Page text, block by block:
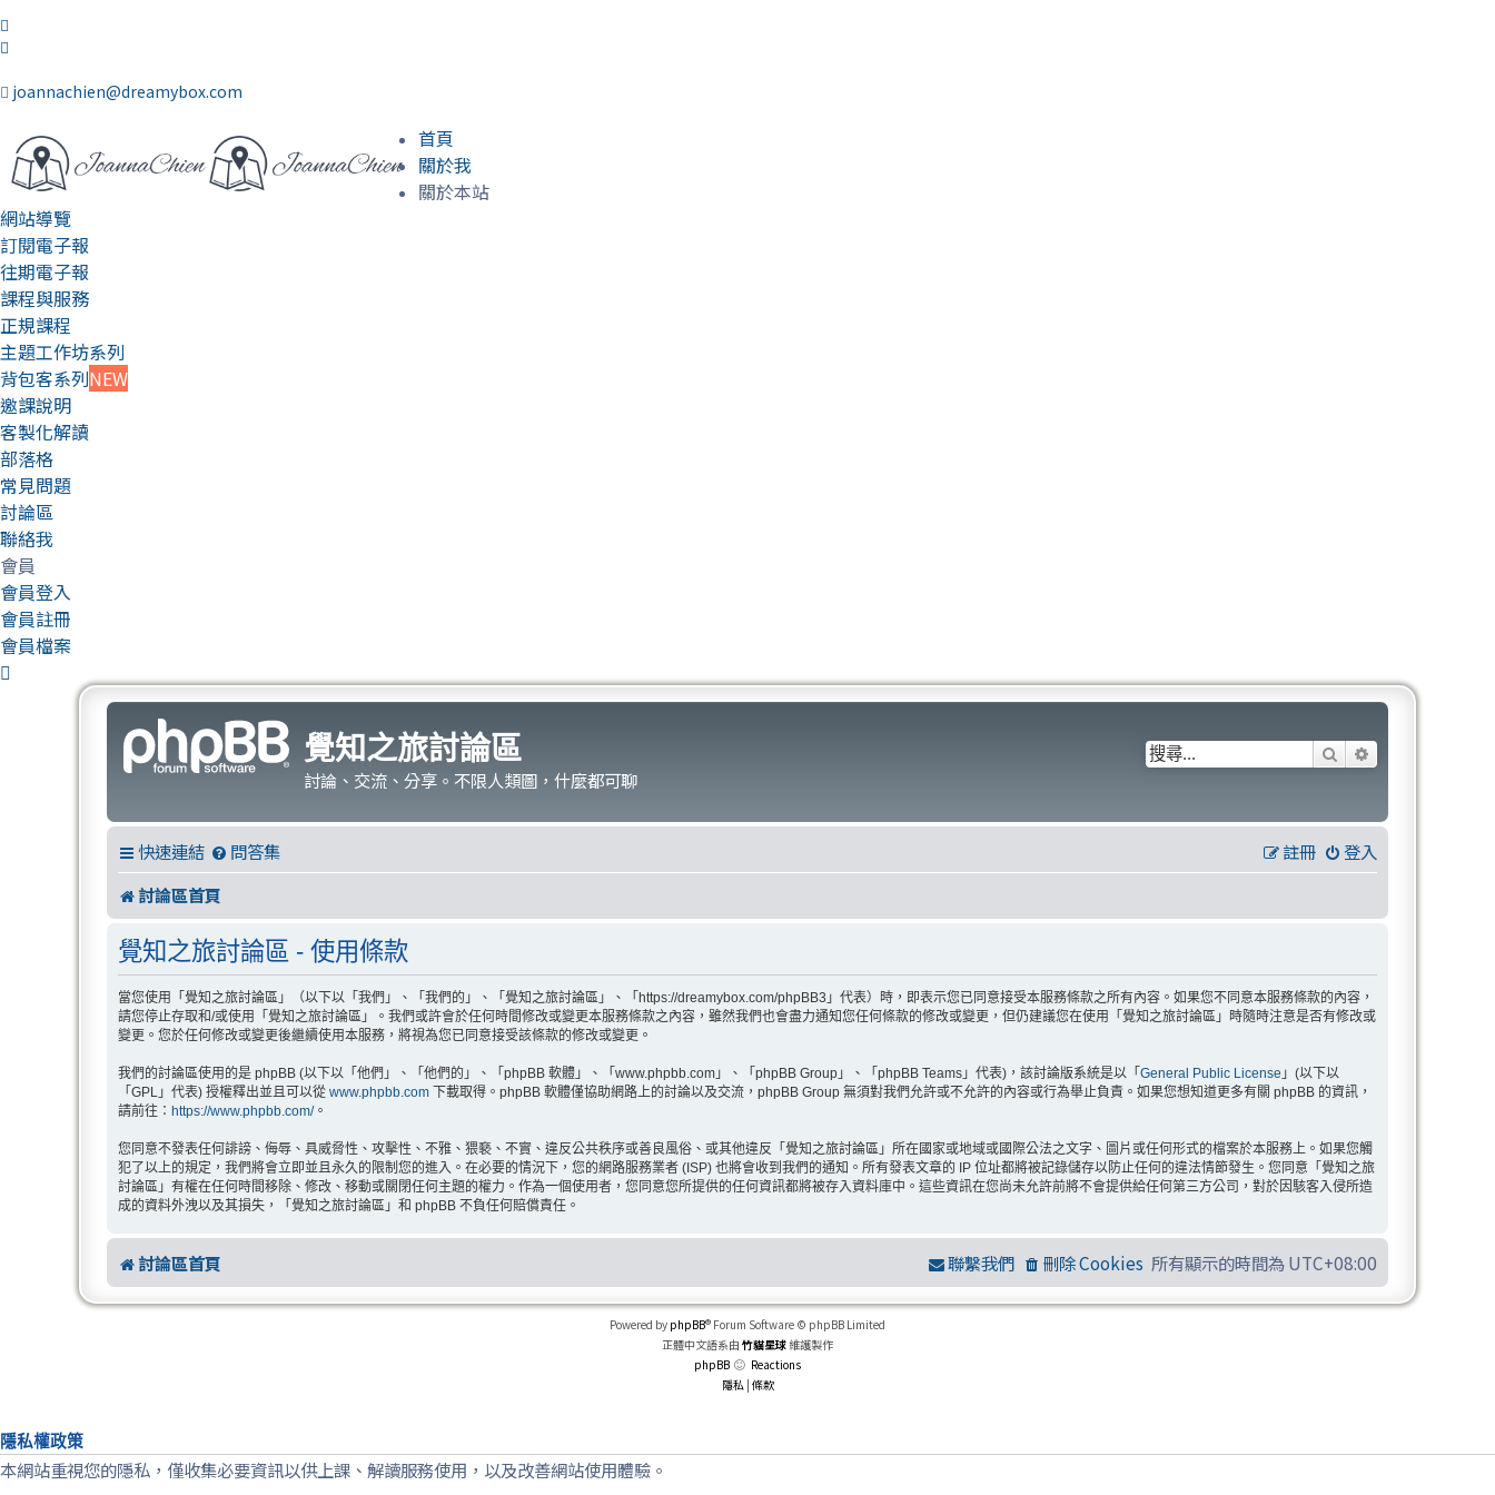
joannachien@dreamybox.com
首頁
關於我
關於本站
網站導覽
訂閱電子報
往期電子報
課程與服務
正規課程
主題工作坊系列
背包客系列NEW
邀課說明
客製化解讀
部落格
常見問題
討論區
聯絡我
會員
會員登入
會員註冊
會員檔案
覺知之旅討論區
討論、交流、分享。不限人類圖，什麼都可聊
搜尋
快速連結 問答集 登入
註冊
討論區首頁
覺知之旅討論區 - 使用條款
當您使用「覺知之旅討論區」（以下以「我們」、「我們的」、「覺知之旅討論區」、「https://dreamybox.com/phpBB3」代表）時，即表示您已同意接受本服務條款之所有內容。如果您不同意本服務條款的內容，
請您停止存取和/或使用「覺知之旅討論區」。我們或許會於任何時間修改或變更本服務條款之內容，雖然我們也會盡力通知您任何條款的修改或變更，但仍建議您在使用「覺知之旅討論區」時隨時注意是否有修改或
變更。您於任何修改或變更後繼續使用本服務，將視為您已同意接受該條款的修改或變更。
我們的討論區使用的是 phpBB (以下以「他們」、「他們的」、「phpBB 軟體」、「www.phpbb.com」、「phpBB Group」、「phpBB Teams」代表)，該討論版系統是以「 General Public License 」(以下以
「GPL」代表) 授權釋出並且可以從 www.phpbb.com 下載取得。phpBB 軟體僅協助網路上的討論以及交流，phpBB Group 無須對我們允許或不允許的內容或行為舉止負責。如果您想知道更多有關 phpBB 的資訊，
請前往： https://www.phpbb.com/。
您同意不發表任何誹謗、侮辱、具威脅性、攻擊性、不雅、猥褻、不實、違反公共秩序或善良風俗、或其他違反「覺知之旅討論區」所在國家或地域或國際公法之文字、圖片或任何形式的檔案於本服務上。如果您觸
犯了以上的規定，我們將會立即並且永久的限制您的進入。在必要的情況下，您的網路服務業者 (ISP) 也將會收到我們的通知。所有發表文章的 IP 位址都將被記錄儲存以防止任何的違法情節發生。您同意「覺知之旅
討論區」有權在任何時間移除、修改、移動或關閉任何主題的權力。作為一個使用者，您同意您所提供的任何資訊都將被存入資料庫中。這些資訊在您尚未允許前將不會提供給任何第三方公司，對於因駭客入侵所造
成的資料外洩以及其損失，「覺知之旅討論區」和 phpBB 不負任何賠償責任。
討論區首頁 所有顯示的時間為UTC+08:00
刪除 Cookies
聯繫我們
Powered by phpBB® Forum Software © phpBB Limited
正體中文語系由 竹貓星球 維護製作
phpBB
Reactions
隱私 | 條款
隱私權政策
本網站重視您的隱私，僅收集必要資訊以供上課、解讀服務使用，以及改善網站使用體驗。